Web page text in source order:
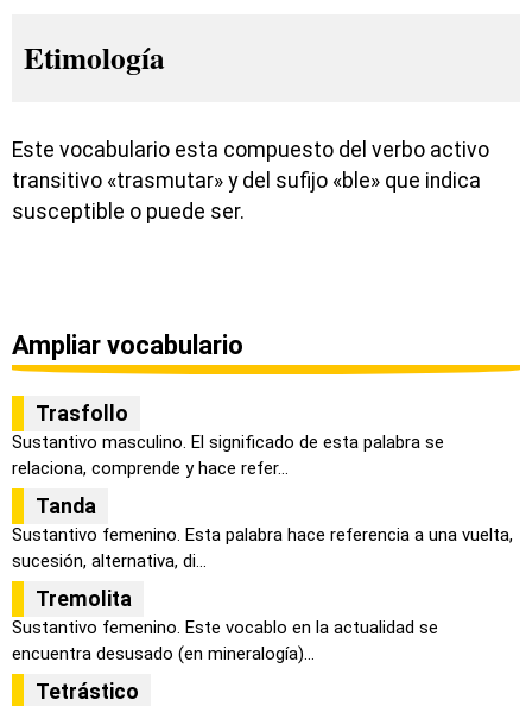
Etimología
Este vocabulario esta compuesto del verbo activo
transitivo «trasmutar» y del sufijo «ble» que indica
susceptible o puede ser.
Ampliar vocabulario
Trasfollo
Sustantivo masculino. El significado de esta palabra se
relaciona, comprende y hace refer...
Tanda
Sustantivo femenino. Esta palabra hace referencia a una vuelta,
sucesión, alternativa, di...
Tremolita
Sustantivo femenino. Este vocablo en la actualidad se
encuentra desusado (en mineralogía)...
Tetrástico